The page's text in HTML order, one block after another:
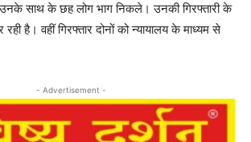
उनके साथ के छह लोग भाग निकले। उनकी गिरफ्तारी के
रही है। वहीं गिरफ्तार दोनों को न्यायालय के माध्यम से
- Advertisement -